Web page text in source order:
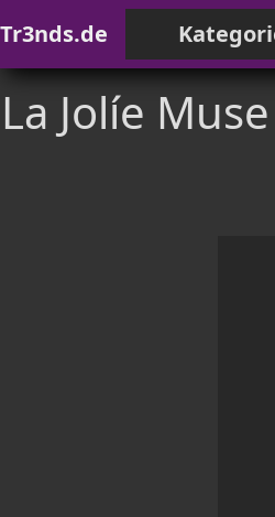
Tr3nds.de
La Jolíe